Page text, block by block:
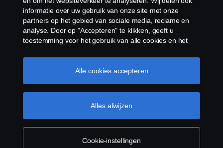
Cookie instellingen
© Copyright Scania 2025 Alle Rechten
Voorbehouden. Scania Production B.V., Tel:
+31(0)38-4977611.
informatie over uw gebruik van onze site met onze
partners op het gebied van sociale media, reclame en
analyse. Door op "Accepteren" te klikken, geeft u
toestemming voor het gebruik van alle cookies en het
door op "Cookie Instellingen" te klikken en de
categorieën te selecteren die u wilt accepteren. Voor een
Cookie beleid
Cookie-instellingen
Alles afwijzen
Alle cookies accepteren